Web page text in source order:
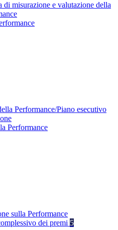
di misurazione e valutazione della
Performance/Piano esecutivo
Performance
sulla Performance
dei premi 5